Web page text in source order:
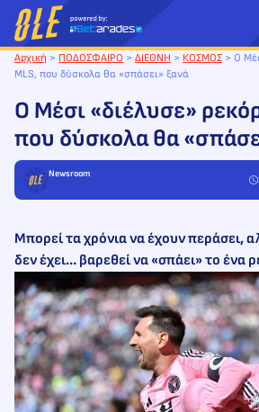
Μετάβαση
στο
περιεχόμενο
Αρχική > ΠΟΔΟΣΦΑΙΡΟ > ΔΙΕΘΝΗ > ΚΟΣΜΟΣ > Ο
MLS, που δύσκολα θα «σπάσει» ξανά
Ο Μέσι «διέλυσε»
που δύσκολα θα
Newsroom
Μπορεί τα χρόνια να έχουν περάσει,
δεν έχει… βαρεθεί να «σπάει» το ένα